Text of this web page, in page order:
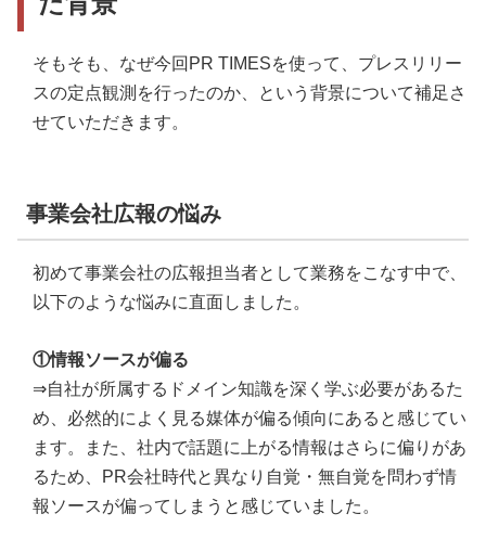
そもそも、なぜ今回PR TIMESを使って、プレスリリー
スの定点観測を行ったのか、という背景について補足さ
せていただきます。
事業会社広報の悩み
初めて事業会社の広報担当者として業務をこなす中で、
以下のような悩みに直面しました。
①情報ソースが偏る
⇒自社が所属するドメイン知識を深く学ぶ必要があるた
め、必然的によく見る媒体が偏る傾向にあると感じてい
ます。また、社内で話題に上がる情報はさらに偏りがあ
るため、PR会社時代と異なり自覚・無自覚を問わず情
報ソースが偏ってしまうと感じていました。